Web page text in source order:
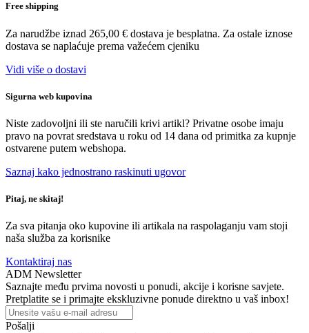
Free shipping
Za narudžbe iznad 265,00 € dostava je besplatna. Za ostale iznose
dostava se naplaćuje prema važećem cjeniku
Vidi više o dostavi
Sigurna web kupovina
Niste zadovoljni ili ste naručili krivi artikl? Privatne osobe imaju
pravo na povrat sredstava u roku od 14 dana od primitka za kupnje
ostvarene putem webshopa.
Saznaj kako jednostrano raskinuti ugovor
Pitaj, ne skitaj!
Za sva pitanja oko kupovine ili artikala na raspolaganju vam stoji
naša služba za korisnike
Kontaktiraj nas
ADM Newsletter
Saznajte među prvima novosti u ponudi, akcije i korisne savjete.
Pretplatite se i primajte ekskluzivne ponude direktno u vaš inbox!
Pošalji